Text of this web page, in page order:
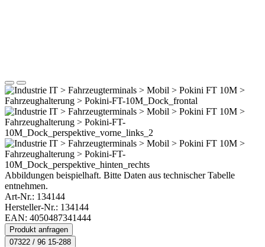
Abbildungen beispielhaft. Bitte Daten aus technischer Tabelle
entnehmen.
Art-Nr.: 134144
Hersteller-Nr.: 134144
EAN: 4050487341444
Produkt anfragen
07322 / 96 15-288